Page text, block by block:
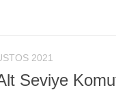
2021
Seviye